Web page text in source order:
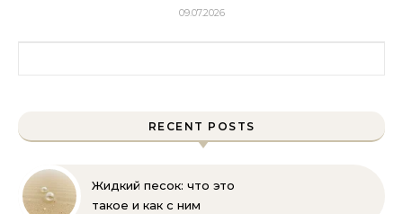
09.07.2026
RECENT POSTS
Жидкий песок: что это
такое и как с ним